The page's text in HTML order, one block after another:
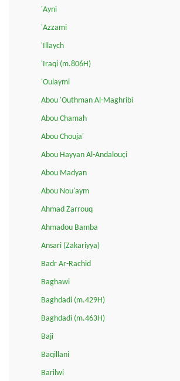
'Ayni
'Azzami
'Illaych
'Iraqi (m.806H)
'Oulaymi
Abou 'Outhman Al-Maghribi
Abou Chamah
Abou Chouja'
Abou Hayyan Al-Andalouçi
Abou Madyan
Abou Nou'aym
Ahmad Zarrouq
Ahmadou Bamba
Ansari (Zakariyya)
Badr Ar-Rachid
Baghawi
Baghdadi (m.429H)
Baghdadi (m.463H)
Baji
Baqillani
Barilwi